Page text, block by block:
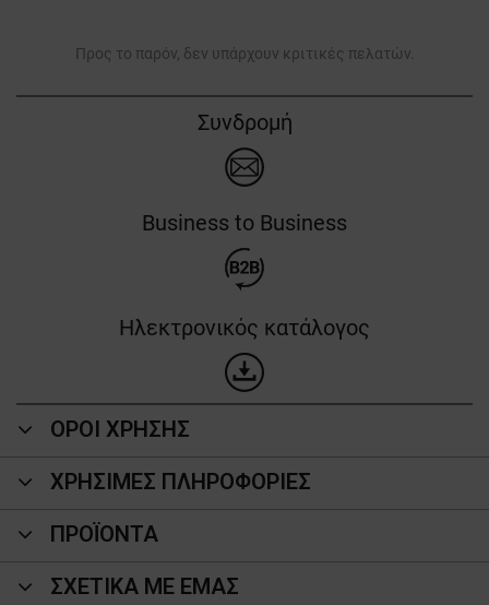
Προς το παρόν, δεν υπάρχουν κριτικές πελατών.
Συνδρομή
Business to Business
Ηλεκτρονικός κατάλογος
ΟΡΟΙ ΧΡΗΣΗΣ
ΧΡΗΣΙΜΕΣ ΠΛΗΡΟΦΟΡΙΕΣ
ΠΡΟΪΌΝΤΑ
ΣΧΕΤΙΚΑ ΜΕ ΕΜΑΣ